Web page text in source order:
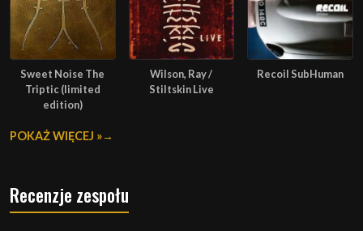
Sweet Noise The
Triptic (limited
edition)
Wilson, Ray /
Stiltskin Live
Recoil SubHuman
POKAŻ WIĘCEJ »
Recenzje zespołu